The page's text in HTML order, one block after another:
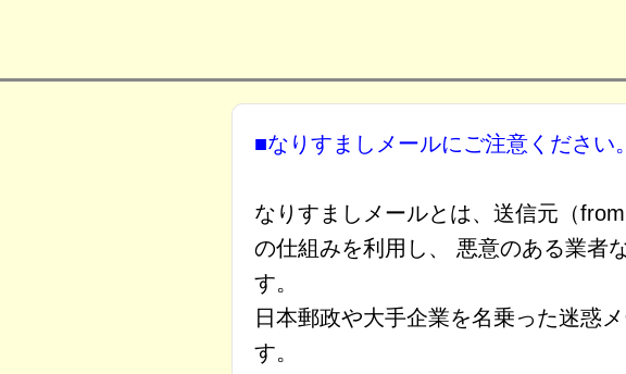
■なりすましメールにご注意ください。
なりすましメールとは、送信元（
の仕組みを利用し、 悪意のある業者
す。
日本郵政や大手企業を名乗った迷惑
す。